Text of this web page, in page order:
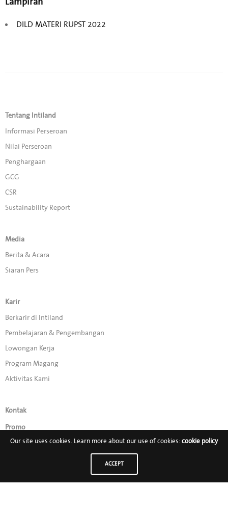
Lampiran
DILD MATERI RUPST 2022
Tentang Intiland
Informasi Perseroan
Nilai Perseroan
Penghargaan
GCG
CSR
Sustainability Report
Media
Berita & Acara
Siaran Pers
Karir
Berkarir di Intiland
Pembelajaran & Pengembangan
Lowongan Kerja
Program Magang
Aktivitas Kami
Kontak
Promo
Our site uses cookies. Learn more about our use of cookies: cookie policy
ACCEPT